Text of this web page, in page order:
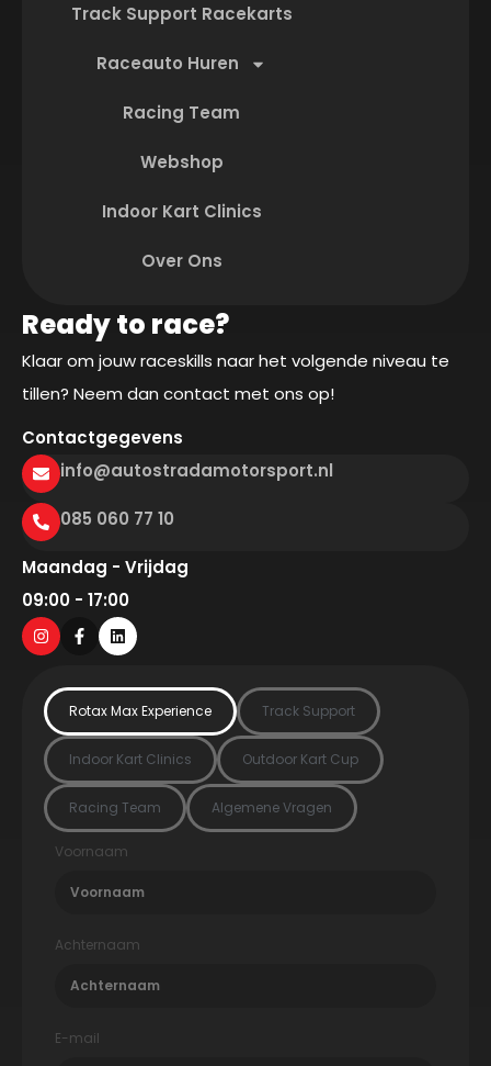
Track Support Racekarts
Raceauto Huren
Racing Team
Webshop
Indoor Kart Clinics
Over Ons
Ready to race?
Klaar om jouw raceskills naar het volgende niveau te
tillen? Neem dan contact met ons op!
Contactgegevens
info@autostradamotorsport.nl
085 060 77 10
Maandag - Vrijdag
09:00 - 17:00
Rotax Max Experience Track Support
Indoor Kart Clinics Outdoor Kart Cup
Racing Team Algemene Vragen
Voornaam
Achternaam
E-mail